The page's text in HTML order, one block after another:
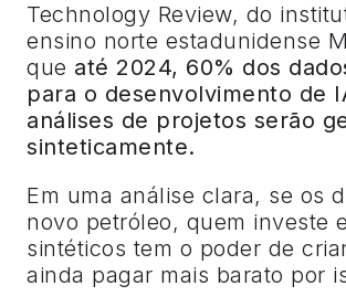
Technology Review, do
ensino norte estadunidense
que até 2024, 60% dos
para o desenvolvimento de
análises de projetos serão
sinteticamente.
Em uma análise clara, se os
novo petróleo, quem investe
sintéticos tem o poder de
ainda pagar mais barato por